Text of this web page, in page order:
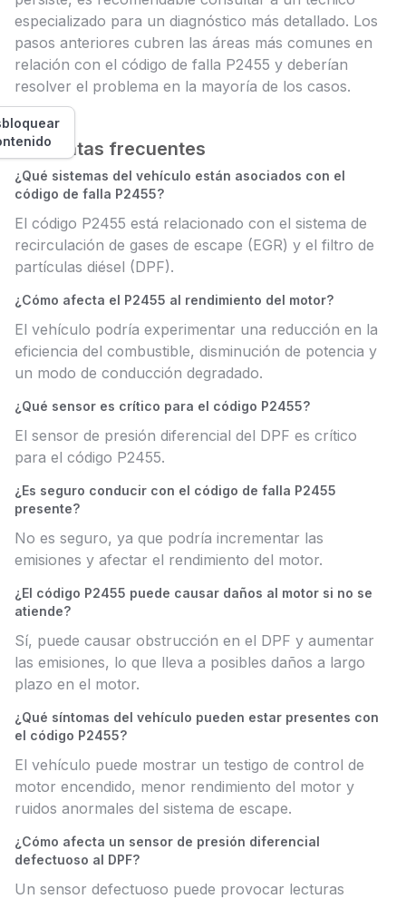
especializado para un diagnóstico más detallado. Los
pasos anteriores cubren las áreas más comunes en
relación con el código de falla P2455 y deberían
resolver el problema en la mayoría de los casos.
Preguntas frecuentes
¿Qué sistemas del vehículo están asociados con el
código de falla P2455?
El código P2455 está relacionado con el sistema de
recirculación de gases de escape (EGR) y el filtro de
partículas diésel (DPF).
¿Cómo afecta el P2455 al rendimiento del motor?
El vehículo podría experimentar una reducción en la
eficiencia del combustible, disminución de potencia y
un modo de conducción degradado.
¿Qué sensor es crítico para el código P2455?
El sensor de presión diferencial del DPF es crítico
para el código P2455.
¿Es seguro conducir con el código de falla P2455
presente?
No es seguro, ya que podría incrementar las
emisiones y afectar el rendimiento del motor.
¿El código P2455 puede causar daños al motor si no se
atiende?
Sí, puede causar obstrucción en el DPF y aumentar
las emisiones, lo que lleva a posibles daños a largo
plazo en el motor.
¿Qué síntomas del vehículo pueden estar presentes con
el código P2455?
El vehículo puede mostrar un testigo de control de
motor encendido, menor rendimiento del motor y
ruidos anormales del sistema de escape.
¿Cómo afecta un sensor de presión diferencial
defectuoso al DPF?
Un sensor defectuoso puede provocar lecturas